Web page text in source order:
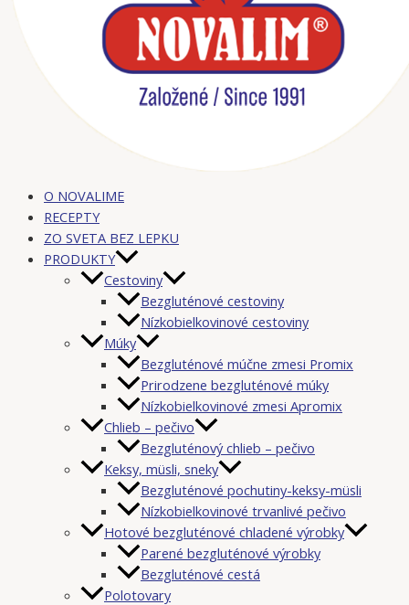
O NOVALIME
RECEPTY
ZO SVETA BEZ LEPKU
PRODUKTY
Cestoviny
Bezgluténové cestoviny
Nízkobielkovinové cestoviny
Múky
Bezgluténové múčne zmesi Promix
Prirodzene bezgluténové múky
Nízkobielkovinové zmesi Apromix
Chlieb – pečivo
Bezgluténový chlieb – pečivo
Keksy, müsli, sneky
Bezgluténové pochutiny-keksy-müsli
Nízkobielkovinové trvanlivé pečivo
Hotové bezgluténové chladené výrobky
Parené bezgluténové výrobky
Bezgluténové cestá
Polotovary